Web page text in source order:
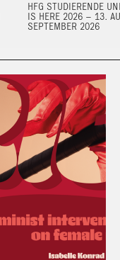
HFG STUDIERENDE
IS HERE 2026 – 13.
SEPTEMBER 2026